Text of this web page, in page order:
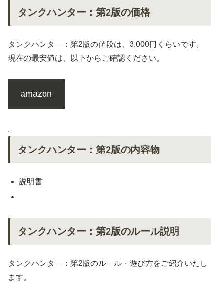
タンクハンター：第2版の価格
タンクハンター：第2版の値段は、3,000円くらいです。
現在の最安値は、以下からご確認ください。
amazon
.
タンクハンター：第2版の内容物
説明書
タンクハンター：第2版のルール説明
タンクハンター：第2版のルール・遊び方をご紹介いたし
ます。